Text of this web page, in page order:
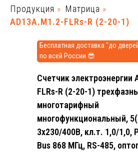
Продукция » Матрица »
AD13A.M1.2-FLRs-R (2-20-1)
Бесплатная доставка "до
по всей России 😎
Счетчик электроэнергии
FLRs-R (2-20-1)
многотарифный
многофункциональный,
3x230/400В, кл.т. 1,0/1,0,
Bus 868 МГц, RS-485,